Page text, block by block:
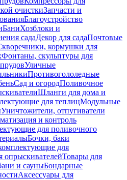
очисткиЗапчасти и
Благоустройство
БаниХозблоки и
садаДекор для садаПочтовые
кормушки для
Фонтаны, скульптуры для
Уличные
Противогололедные
Сад и огородПоливочное
Шланги для дома и
для теплицМодульные
Уничтожители, отпугиватели
и контроль
для поливочного
Бочки, баки
для
опрыскивателейТовары для
и сауныБондарные
Аксессуары для